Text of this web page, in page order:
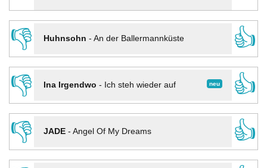
👎
Huhnsohn - An der Ballermannküste
👍
👎
neu
Ina Irgendwo - Ich steh wieder auf
👍
👎
JADE- Angel Of My Dreams
👍